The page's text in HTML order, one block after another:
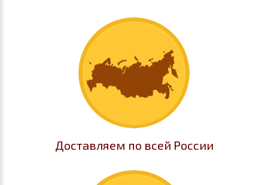
Доставляем по всей России